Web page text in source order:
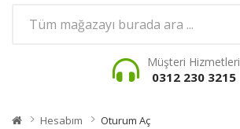
Müşteri Hizmetleri
0312 230 3215
Hesabım Oturum Aç